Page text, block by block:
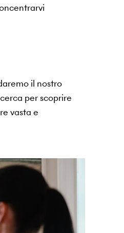
il nostro
per scoprire
vasta e